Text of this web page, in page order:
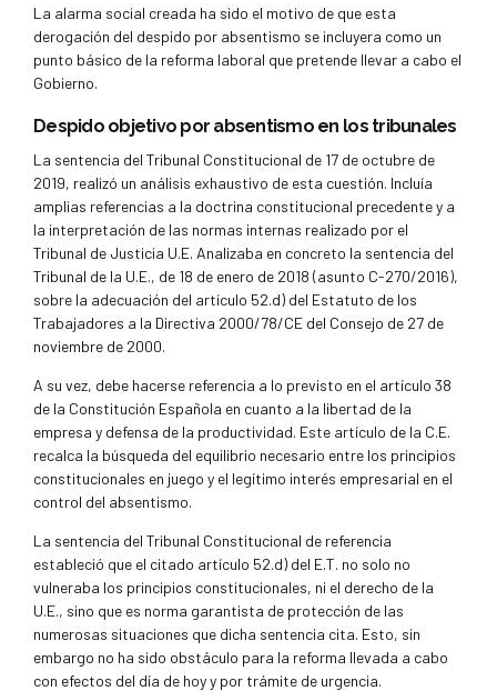
La alarma social creada ha sido el motivo de que esta
derogación del despido por absentismo se incluyera como un
punto básico de la reforma laboral que pretende llevar a cabo el
Gobierno.
Despido objetivo por absentismo en los tribunales
La sentencia del Tribunal Constitucional de 17 de octubre de
2019, realizó un análisis exhaustivo de esta cuestión. Incluía
amplias referencias a la doctrina constitucional precedente y a
la interpretación de las normas internas realizado por el
Tribunal de Justicia U.E. Analizaba en concreto la sentencia del
Tribunal de la U.E., de 18 de enero de 2018 (asunto C-270/2016),
sobre la adecuación del artículo 52.d) del Estatuto de los
Trabajadores a la Directiva 2000/78/CE del Consejo de 27 de
noviembre de 2000.
A su vez, debe hacerse referencia a lo previsto en el artículo 38
de la Constitución Española en cuanto a la libertad de la
empresa y defensa de la productividad. Este artículo de la C.E.
recalca la búsqueda del equilibrio necesario entre los principios
constitucionales en juego y el legítimo interés empresarial en el
control del absentismo.
La sentencia del Tribunal Constitucional de referencia
estableció que el citado artículo 52.d) del E.T. no solo no
vulneraba los principios constitucionales, ni el derecho de la
U.E., sino que es norma garantista de protección de las
numerosas situaciones que dicha sentencia cita. Esto, sin
embargo no ha sido obstáculo para la reforma llevada a cabo
con efectos del día de hoy y por trámite de urgencia.